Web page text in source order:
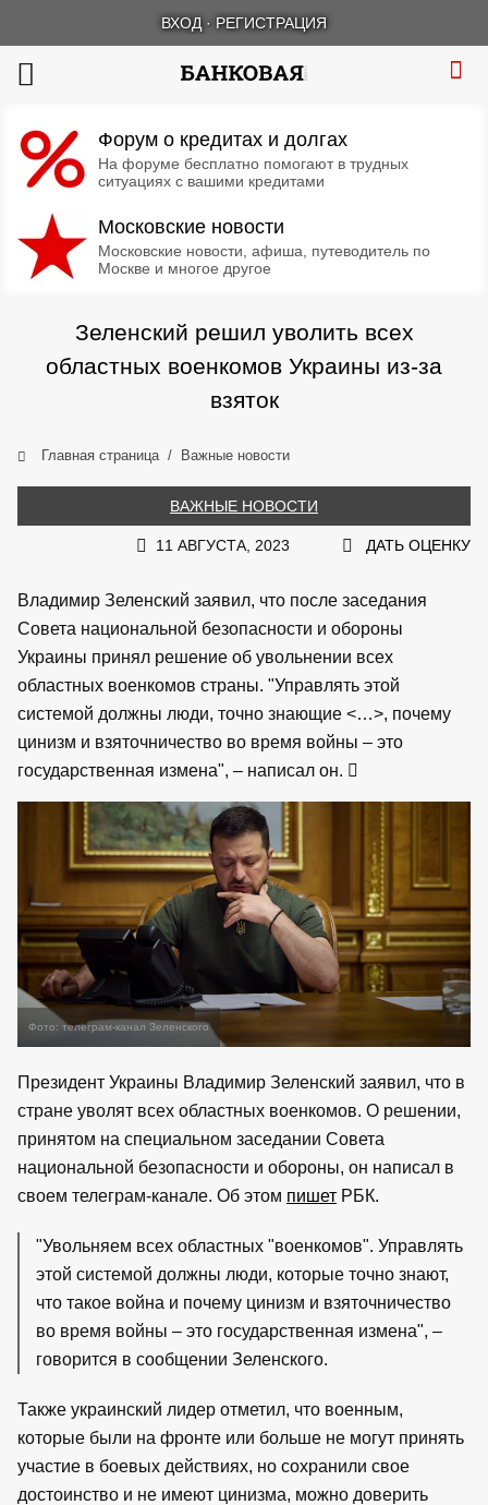
ВХОД · РЕГИСТРАЦИЯ
Форум о кредитах и долгах
На форуме бесплатно помогают в трудных
ситуациях с вашими кредитами
Московские новости
Московские новости, афиша, путеводитель по
Москве и многое другое
Зеленский решил уволить всех
областных военкомов Украины из-за
взяток
Главная страница Важные новости
ВАЖНЫЕ НОВОСТИ
11 АВГУСТА, 2023 ДАТЬ ОЦЕНКУ
Владимир Зеленский заявил, что после заседания
Совета национальной безопасности и обороны
Украины принял решение об увольнении всех
областных военкомов страны. "Управлять этой
системой должны люди, точно знающие <…>, почему
цинизм и взяточничество во время войны – это
государственная измена", – написал он.
Фото: телеграм-канал Зеленского
Президент Украины Владимир Зеленский заявил, что в
стране уволят всех областных военкомов. О решении,
принятом на специальном заседании Совета
национальной безопасности и обороны, он написал в
своем телеграм-канале. Об этом пишет РБК.
"Увольняем всех областных "военкомов". Управлять
этой системой должны люди, которые точно знают,
что такое война и почему цинизм и взяточничество
во время войны – это государственная измена", –
говорится в сообщении Зеленского.
Также украинский лидер отметил, что военным,
которые были на фронте или больше не могут принять
участие в боевых действиях, но сохранили свое
достоинство и не имеют цинизма, можно доверить